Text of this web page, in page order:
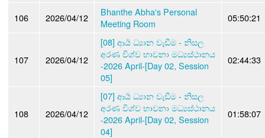
106 2026/04/12
Bhanthe Abha's Personal
Meeting Room
05:50:21
107 2026/04/12
[08] ආර්‍ය ධ්‍යාන වැඩීම - නිසල
අරණ විශ්ව භාවනා මධ්‍යස්ථානය
-2026 April-[Day 02, Session
05]
02:44:33
108 2026/04/12
[07] ආර්‍ය ධ්‍යාන වැඩීම - නිසල
අරණ විශ්ව භාවනා මධ්‍යස්ථානය
-2026 April-[Day 02, Session
04]
01:58:07